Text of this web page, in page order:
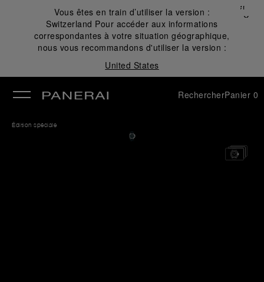
Vous êtes en train d’utiliser la version :
Switzerland Pour accéder aux informations
correspondantes à votre situation géographique,
nous vous recommandons d'utiliser la version :
United States
Fermer
✕
RechercherPanier 0
Édition spéciale